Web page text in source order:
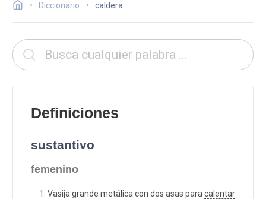
Diccionario caldera
Definiciones
sustantivo
femenino
Vasija grande metálica con dos asas para calentar